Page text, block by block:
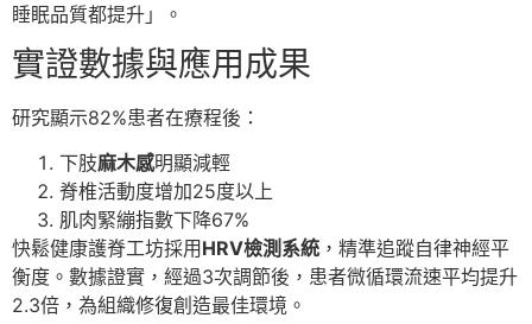
睡眠品質都提升」。
實證數據與應用成果
研究顯示82%患者在療程後：
下肢麻木感明顯減輕
脊椎活動度增加25度以上
肌肉緊繃指數下降67%
快鬆健康護脊工坊採用 HRV檢測系統 ，精準追蹤自律神經平
衡度。數據證實，經過3次調節後，患者微循環流速平均提升
2.3倍，為組織修復創造最佳環境。